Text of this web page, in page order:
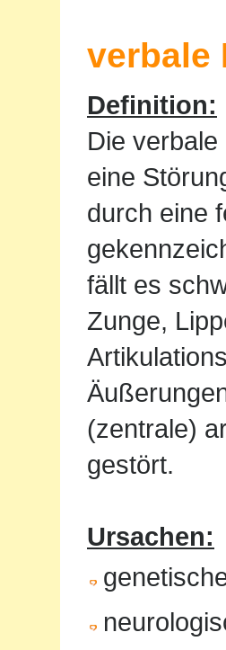
verbale
Definition:
Die
eine
durch eine
fällt es
Zunge,
(zentrale)
gestört.
Ursachen: